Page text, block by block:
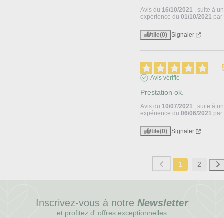
Avis du 16/10/2021 , suite à
expérience du01/10/2021 par
Utile(0) Signaler
Avis vérifié
Prestation ok.
Avis du 10/07/2021 , suite à
expérience du06/06/2021 par
Utile(0) Signaler
1 2
Inscrivez-vous à notre Newsletter
et profitez d' offres exceptionnelles